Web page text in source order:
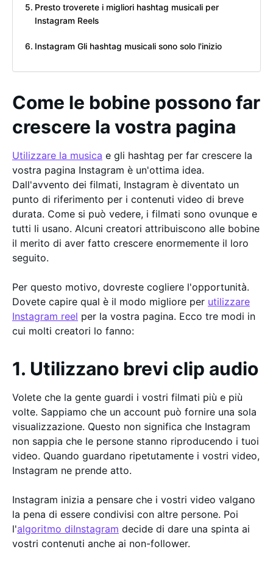
Presto troverete i migliori hashtag musicali per
Instagram Reels
Instagram Gli hashtag musicali sono solo l'inizio
Come le bobine possono far
crescere la vostra pagina
Utilizzare la musica e gli hashtag per far crescere la
vostra pagina Instagram è un'ottima idea.
Dall'avvento dei filmati, Instagram è diventato un
punto di riferimento per i contenuti video di breve
durata. Come si può vedere, i filmati sono ovunque e
tutti li usano. Alcuni creatori attribuiscono alle bobine
il merito di aver fatto crescere enormemente il loro
seguito.
Per questo motivo, dovreste cogliere l'opportunità.
Dovete capire qual è il modo migliore per utilizzare
Instagram reel per la vostra pagina. Ecco tre modi in
cui molti creatori lo fanno:
1. Utilizzano brevi clip audio
Volete che la gente guardi i vostri filmati più e più
volte. Sappiamo che un account può fornire una sola
visualizzazione. Questo non significa che Instagram
non sappia che le persone stanno riproducendo i tuoi
video. Quando guardano ripetutamente i vostri video,
Instagram ne prende atto.
Instagram inizia a pensare che i vostri video valgano
la pena di essere condivisi con altre persone. Poi
l'algoritmo diInstagram decide di dare una spinta ai
vostri contenuti anche ai non-follower.